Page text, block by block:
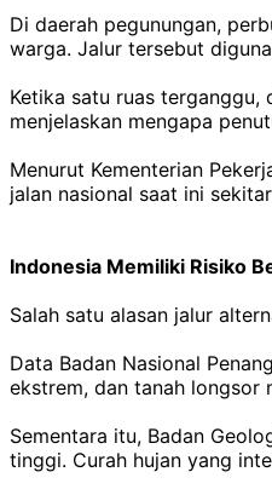
Di daerah pegunungan,
warga. Jalur tersebut
Ketika satu ruas
menjelaskan mengapa
Menurut Kementerian
jalan nasional saat ini
Indonesia Memiliki Risiko
Salah satu alasan jalur
Data Badan Nasional
ekstrem, dan tanah longsor
Sementara itu, Badan
tinggi. Curah hujan yang